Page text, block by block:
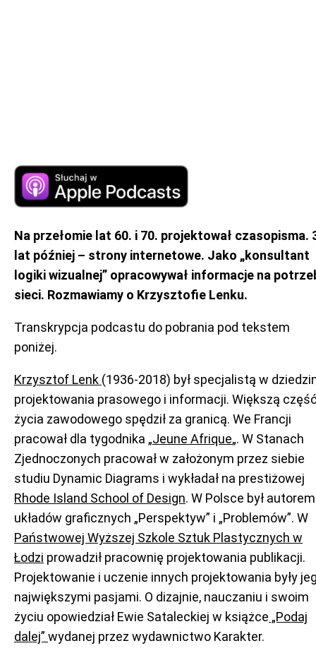
Na przełomie lat 60. i 70. projektował czasopisma.
lat później – strony internetowe. Jako „konsultant
logiki wizualnej” opracowywał informacje na
sieci. Rozmawiamy o Krzysztofie Lenku.
Transkrypcja podcastu do pobrania pod tekstem
poniżej.
Krzysztof Lenk (1936-2018) był specjalistą w
projektowania prasowego i informacji. Większą
życia zawodowego spędził za granicą. We Francji
pracował dla tygodnika „Jeune Afrique„. W Stanach
Zjednoczonych pracował w założonym przez siebie
studiu Dynamic Diagrams i wykładał na prestiżowej
Rhode Island School of Design. W Polsce był autorem
układów graficznych „Perspektyw” i „Problemów”. W
Państwowej Wyższej Szkole Sztuk Plastycznych w
Łodzi prowadził pracownię projektowania publikacji.
Projektowanie i uczenie innych projektowania były
największymi pasjami. O dizajnie, nauczaniu i swoim
życiu opowiedział Ewie Sataleckiej w książce „Podaj
dalej” wydanej przez wydawnictwo Karakter.